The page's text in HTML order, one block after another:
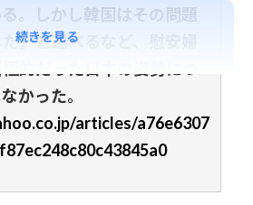
。しかし韓国はその問題
」と述べるなど、慰安婦
かった。
articles/a76e6307
続きを見る